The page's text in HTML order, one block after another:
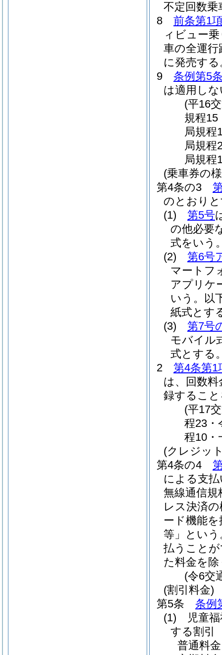
不定回数
8
前条第1
ィビュー
車の全運行
に発売する
9
条例第5
は適用し
(平16
規程15
局規程
局規程
局規程
(乗車券の
第4条の3
のとおり
(1)
第5号
の他必要
式をいう
(2)
第6号
マートフ
アプリケ
いう。以
紙式とす
(3)
第7号
モバイル
式とする
2
第4条第1
は、回数
録するこ
(平17
程23・
程10・
(クレジッ
第4条の4
による支
無線通信
レス決済
ード機能
等」という
払うこと
た料金を除
(令6交
(割引料金)
第5条
条例
(1)
児童
する割引
普通料